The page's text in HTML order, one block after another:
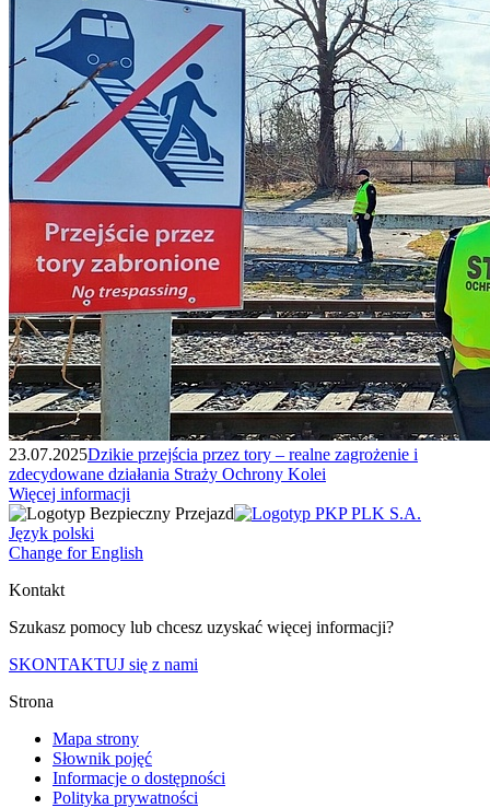
23.07.2025Dzikie przejścia przez tory – realne zagrożenie i
zdecydowane działania Straży Ochrony Kolei
Więcej informacji
Język polski
Change for English
Kontakt
Szukasz pomocy lub chcesz uzyskać więcej informacji?
SKONTAKTUJ się z nami
Strona
Mapa strony
Słownik pojęć
Informacje o dostępności
Polityka prywatności